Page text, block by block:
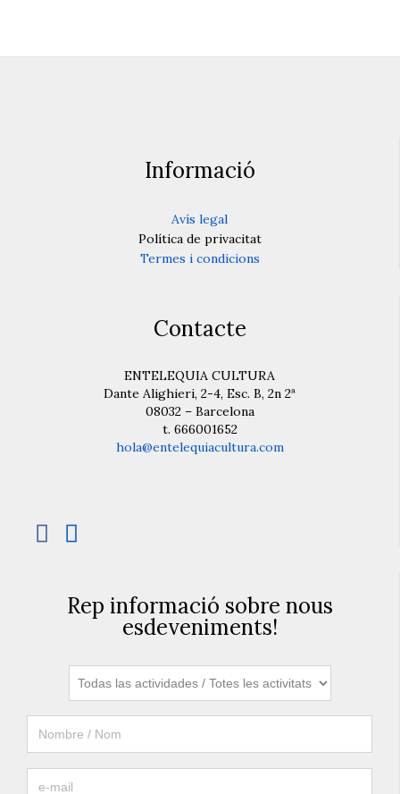
Informació
Avís legal
Política de privacitat
Termes i condicions
Contacte
ENTELEQUIA CULTURA
Dante Alighieri, 2-4, Esc. B, 2n 2ª
08032 – Barcelona
t. 666001652
hola@entelequiacultura.com
 
Rep informació sobre nous
esdeveniments!